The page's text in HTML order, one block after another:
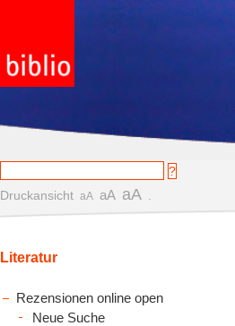
Druckansicht aA aA aA
Literatur
Rezensionen online open
Neue Suche